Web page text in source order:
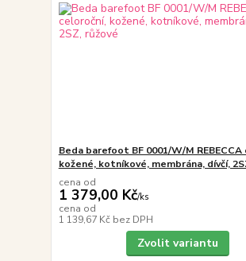
Beda barefoot BF 0001/W/M
kožené, kotníkové, membrána, dívčí,
cena od
1 379,00 Kč/ks
cena od
1 139,67 Kč bez DPH
Zvolit variantu